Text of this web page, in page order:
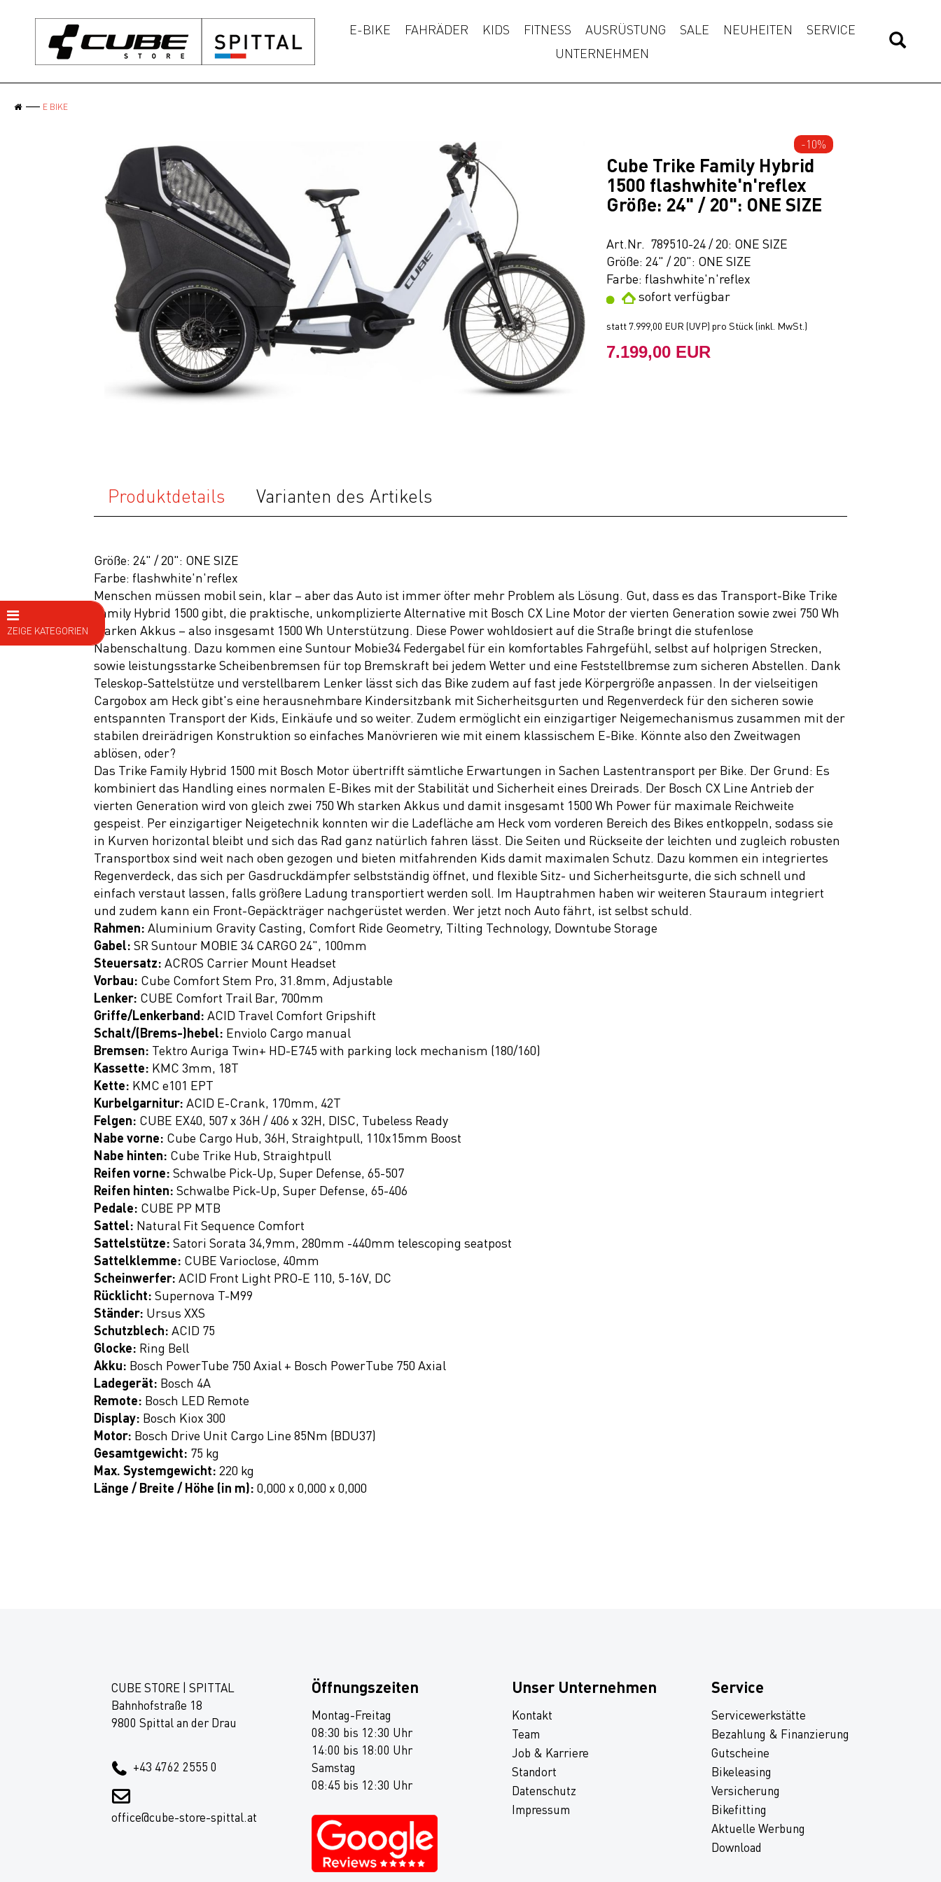
E-BIKE FAHRÄDER KIDS FITNESS AUSRÜSTUNG SALE NEUHEITEN
SERVICE
UNTERNEHMEN
E BIKE
ZEIGE KATEGORIEN
-10%
Cube Trike Family Hybrid
1500 flashwhite'n'reflex
Größe: 24" / 20": ONE SIZE
Art.Nr. 789510-24 / 20: ONE SIZE
Größe: 24" / 20": ONE SIZE
Farbe: flashwhite'n'reflex
sofort verfügbar
statt7.999,00 EUR (UVP) pro Stück (inkl. MwSt.)
7.199,00 EUR
Produktdetails Varianten des Artikels
Größe: 24" / 20": ONE SIZE
Farbe: flashwhite'n'reflex
Menschen müssen mobil sein, klar – aber das Auto ist immer öfter mehr Problem als Lösung. Gut, dass es das Transport-Bike Trike
Family Hybrid 1500 gibt, die praktische, unkomplizierte Alternative mit Bosch CX Line Motor der vierten Generation sowie zwei 750 Wh
starken Akkus – also insgesamt 1500 Wh Unterstützung. Diese Power wohldosiert auf die Straße bringt die stufenlose
Nabenschaltung. Dazu kommen eine Suntour Mobie34 Federgabel für ein komfortables Fahrgefühl, selbst auf holprigen Strecken,
sowie leistungsstarke Scheibenbremsen für top Bremskraft bei jedem Wetter und eine Feststellbremse zum sicheren Abstellen. Dank
Teleskop-Sattelstütze und verstellbarem Lenker lässt sich das Bike zudem auf fast jede Körpergröße anpassen. In der vielseitigen
Cargobox am Heck gibt's eine herausnehmbare Kindersitzbank mit Sicherheitsgurten und Regenverdeck für den sicheren sowie
entspannten Transport der Kids, Einkäufe und so weiter. Zudem ermöglicht ein einzigartiger Neigemechanismus zusammen mit der
stabilen dreirädrigen Konstruktion so einfaches Manövrieren wie mit einem klassischem E-Bike. Könnte also den Zweitwagen
ablösen, oder?
Das Trike Family Hybrid 1500 mit Bosch Motor übertrifft sämtliche Erwartungen in Sachen Lastentransport per Bike. Der Grund: Es
kombiniert das Handling eines normalen E-Bikes mit der Stabilität und Sicherheit eines Dreirads. Der Bosch CX Line Antrieb der
vierten Generation wird von gleich zwei 750 Wh starken Akkus und damit insgesamt 1500 Wh Power für maximale Reichweite
gespeist. Per einzigartiger Neigetechnik konnten wir die Ladefläche am Heck vom vorderen Bereich des Bikes entkoppeln, sodass sie
in Kurven horizontal bleibt und sich das Rad ganz natürlich fahren lässt. Die Seiten und Rückseite der leichten und zugleich robusten
Transportbox sind weit nach oben gezogen und bieten mitfahrenden Kids damit maximalen Schutz. Dazu kommen ein integriertes
Regenverdeck, das sich per Gasdruckdämpfer selbstständig öffnet, und flexible Sitz- und Sicherheitsgurte, die sich schnell und
einfach verstaut lassen, falls größere Ladung transportiert werden soll. Im Hauptrahmen haben wir weiteren Stauraum integriert
und zudem kann ein Front-Gepäckträger nachgerüstet werden. Wer jetzt noch Auto fährt, ist selbst schuld.
Rahmen:Aluminium Gravity Casting, Comfort Ride Geometry, Tilting Technology, Downtube Storage
Gabel:SR Suntour MOBIE 34 CARGO 24", 100mm
Steuersatz:ACROS Carrier Mount Headset
Vorbau: Cube Comfort Stem Pro, 31.8mm, Adjustable
Lenker: CUBE Comfort Trail Bar, 700mm
Griffe/Lenkerband:ACID Travel Comfort Gripshift
Schalt/(Brems-)hebel: Enviolo Cargo manual
Bremsen: Tektro Auriga Twin+ HD-E745 with parking lock mechanism (180/160)
Kassette: KMC 3mm, 18T
Kette: KMC e101 EPT
Kurbelgarnitur:ACID E-Crank, 170mm, 42T
Felgen: CUBE EX40, 507 x 36H / 406 x 32H, DISC, Tubeless Ready
Nabe vorne: Cube Cargo Hub, 36H, Straightpull, 110x15mm Boost
Nabe hinten: Cube Trike Hub, Straightpull
Reifen vorne:Schwalbe Pick-Up, Super Defense, 65-507
Reifen hinten:Schwalbe Pick-Up, Super Defense, 65-406
Pedale: CUBE PP MTB
Sattel: Natural Fit Sequence Comfort
Sattelstütze:Satori Sorata 34,9mm, 280mm -440mm telescoping seatpost
Sattelklemme: CUBE Varioclose, 40mm
Scheinwerfer:ACID Front Light PRO-E 110, 5-16V, DC
Rücklicht:Supernova T-M99
Ständer: Ursus XXS
Schutzblech:ACID 75
Glocke: Ring Bell
Akku: Bosch PowerTube 750 Axial + Bosch PowerTube 750 Axial
Ladegerät: Bosch 4A
Remote: Bosch LED Remote
Display: Bosch Kiox 300
Motor: Bosch Drive Unit Cargo Line 85Nm (BDU37)
Gesamtgewicht: 75 kg
Max. Systemgewicht: 220 kg
Länge / Breite / Höhe (in m):0,000 x 0,000 x 0,000
CUBE STORE | SPITTAL
Bahnhofstraße 18
9800 Spittal an der Drau
+43 4762 2555 0
office@cube-store-spittal.at
Öffnungszeiten
Montag-Freitag
08:30 bis 12:30 Uhr
14:00 bis 18:00 Uhr
Samstag
08:45 bis 12:30 Uhr
Unser Unternehmen
Kontakt
Team
Job & Karriere
Standort
Datenschutz
Impressum
Service
Servicewerkstätte
Bezahlung & Finanzierung
Gutscheine
Bikeleasing
Versicherung
Bikefitting
Aktuelle Werbung
Download